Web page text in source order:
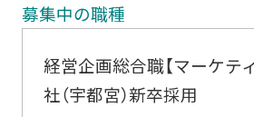
募集中の職種
経営企画総合職【マーケテ
社（宇都宮）新卒採用